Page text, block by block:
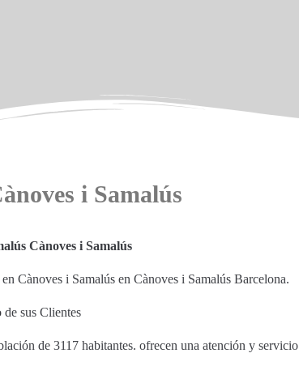
i Samalús
Cànoves i Samalús
Cànoves i Samalús en Cànoves i Samalús Barcelona.
sus Clientes
de 3117 habitantes. ofrecen una atención y servicio